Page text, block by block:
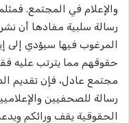
والإعلام في المجتمع.
رسالة سلبية مفادها أن
المرغوب فيها سيؤدي إلى
حقوقهم مما يترتب عليه
مجتمع عادل، فإن تقديم
رسالة للصحفيين
الحقوقية يقف ورائكم